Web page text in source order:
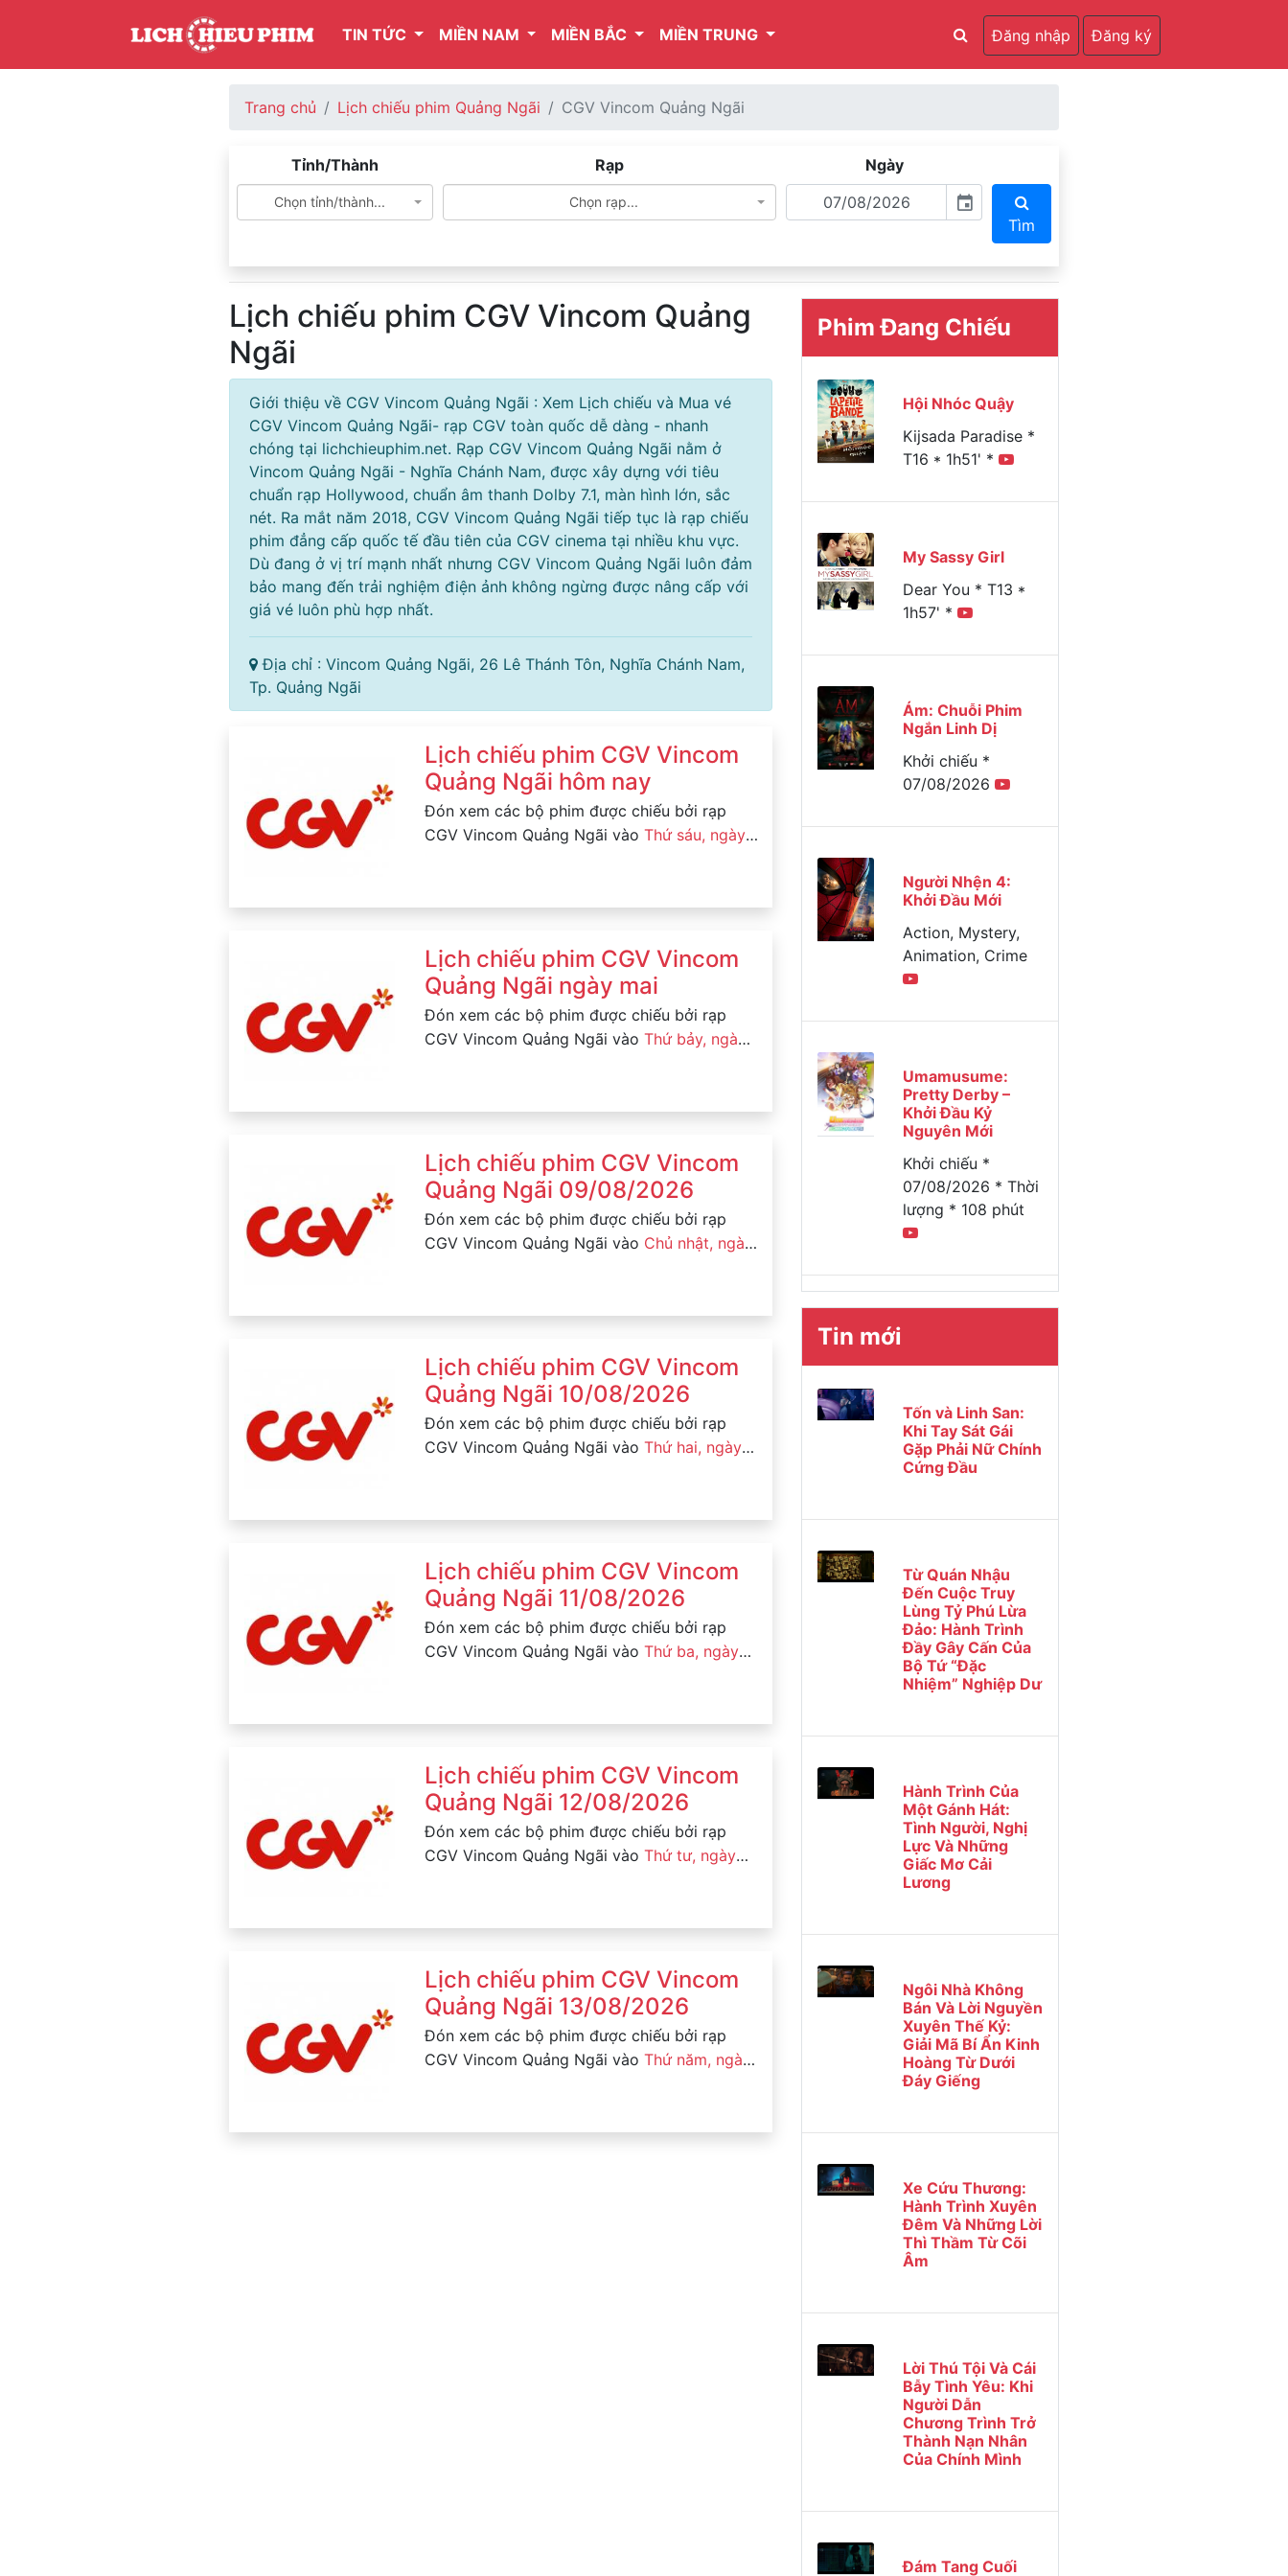
TIN TỨC MIỀN NAM MIỀN BẮC MIỀN TRUNG Đăng nhập Đăng ký
Trang chủ Lịch chiếu phim Quảng Ngãi CGV Vincom Quảng Ngãi
Tỉnh/Thành
Chọn tỉnh/thành...
Rạp
Chọn rạp...
Ngày
event
Tìm
Lịch chiếu phim CGV Vincom Quảng
Ngãi
Giới thiệu về CGV Vincom Quảng Ngãi : Xem Lịch chiếu và Mua vé
CGV Vincom Quảng Ngãi- rạp CGV toàn quốc dễ dàng - nhanh
chóng tại lichchieuphim.net. Rạp CGV Vincom Quảng Ngãi nằm ở
Vincom Quảng Ngãi - Nghĩa Chánh Nam, được xây dựng với tiêu
chuẩn rạp Hollywood, chuẩn âm thanh Dolby 7.1, màn hình lớn, sắc
nét. Ra mắt năm 2018, CGV Vincom Quảng Ngãi tiếp tục là rạp chiếu
phim đẳng cấp quốc tế đầu tiên của CGV cinema tại nhiều khu vực.
Dù đang ở vị trí mạnh nhất nhưng CGV Vincom Quảng Ngãi luôn đảm
bảo mang đến trải nghiệm điện ảnh không ngừng được nâng cấp với
giá vé luôn phù hợp nhất.
Địa chỉ : Vincom Quảng Ngãi, 26 Lê Thánh Tôn, Nghĩa Chánh Nam,
Tp. Quảng Ngãi
Lịch chiếu phim CGV Vincom
Quảng Ngãi hôm nay
Đón xem các bộ phim được chiếu bởi rạp
CGV Vincom Quảng Ngãi vàoThứ sáu, ngày
Lịch chiếu phim CGV Vincom
Quảng Ngãi ngày mai
Đón xem các bộ phim được chiếu bởi rạp
CGV Vincom Quảng Ngãi vàoThứ bảy, ngày
Lịch chiếu phim CGV Vincom
Quảng Ngãi 09/08/2026
Đón xem các bộ phim được chiếu bởi rạp
CGV Vincom Quảng Ngãi vào Chủ nhật, ngày
Lịch chiếu phim CGV Vincom
Quảng Ngãi 10/08/2026
Đón xem các bộ phim được chiếu bởi rạp
CGV Vincom Quảng Ngãi vàoThứ hai, ngày
Lịch chiếu phim CGV Vincom
Quảng Ngãi 11/08/2026
Đón xem các bộ phim được chiếu bởi rạp
CGV Vincom Quảng Ngãi vàoThứ ba, ngày
Lịch chiếu phim CGV Vincom
Quảng Ngãi 12/08/2026
Đón xem các bộ phim được chiếu bởi rạp
CGV Vincom Quảng Ngãi vàoThứ tư, ngày
Lịch chiếu phim CGV Vincom
Quảng Ngãi 13/08/2026
Đón xem các bộ phim được chiếu bởi rạp
CGV Vincom Quảng Ngãi vàoThứ năm, ngày
Phim Đang Chiếu
Hội Nhóc Quậy
Kijsada Paradise *
T16 * 1h51' *
My Sassy Girl
Dear You * T13 *
1h57' *
Ám: Chuỗi Phim
Ngắn Linh Dị
Khởi chiếu *
07/08/2026
Người Nhện 4:
Khởi Đầu Mới
Action, Mystery,
Animation, Crime
Umamusume:
Pretty Derby –
Khởi Đầu Kỷ
Nguyên Mới
Khởi chiếu *
07/08/2026 * Thời
lượng * 108 phút
Tin mới
Tốn và Linh San:
Khi Tay Sát Gái
Gặp Phải Nữ Chính
Cứng Đầu
Từ Quán Nhậu
Đến Cuộc Truy
Lùng Tỷ Phú Lừa
Đảo: Hành Trình
Đầy Gây Cấn Của
Bộ Tứ “Đặc
Nhiệm” Nghiệp Dư
Hành Trình Của
Một Gánh Hát:
Tình Người, Nghị
Lực Và Những
Giấc Mơ Cải
Lương
Ngôi Nhà Không
Bán Và Lời Nguyền
Xuyên Thế Kỷ:
Giải Mã Bí Ẩn Kinh
Hoàng Từ Dưới
Đáy Giếng
Xe Cứu Thương:
Hành Trình Xuyên
Đêm Và Những Lời
Thì Thầm Từ Cõi
Âm
Lời Thú Tội Và Cái
Bẫy Tình Yêu: Khi
Người Dẫn
Chương Trình Trở
Thành Nạn Nhân
Của Chính Mình
Đám Tang Cuối